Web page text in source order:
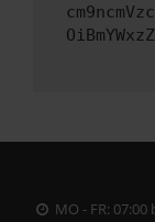
MO - FR: 07:00